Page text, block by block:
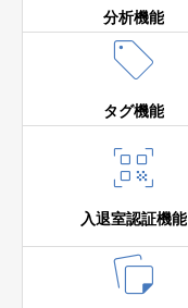
分析機能

タグ機能

入退室認証機能
